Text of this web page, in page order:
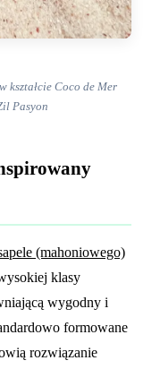
kształcie Coco de Mer
Pasyon
(mahoniowego)
klasy
wygodny i
formowane
rozwiązanie